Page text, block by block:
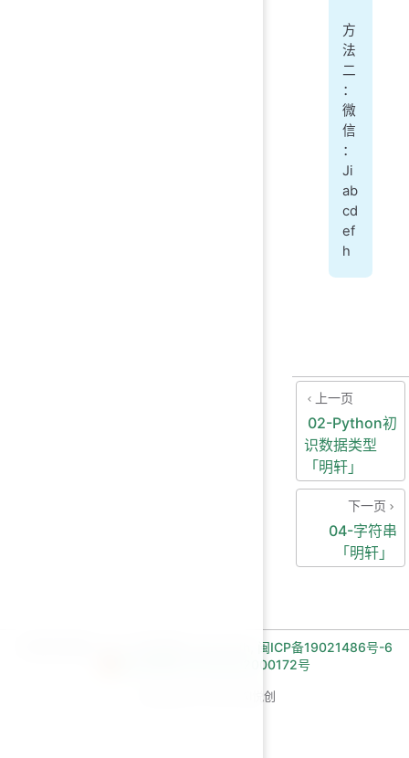
方
法
二
：
微
信
：
Ji
ab
cd
ef
h
上一页
02-Python初
识数据类型
「明轩」
下一页
04-字符串
「明轩」
闽ICP备19021486号-6
闽公网安备 35030502000172号
Copyright © 2026 AI悦创